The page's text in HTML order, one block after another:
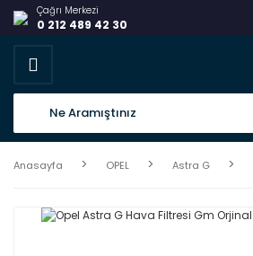
Çağrı Merkezi
0 212 489 42 30
Anasayfa OPEL Astra G